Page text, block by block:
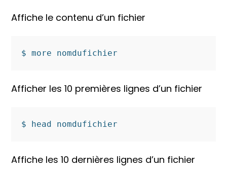
Affiche le contenu d’un fichier
$ more nomdufichier
Afficher les 10 premières lignes d’un fichier
$ head nomdufichier
Affiche les 10 dernières lignes d’un fichier